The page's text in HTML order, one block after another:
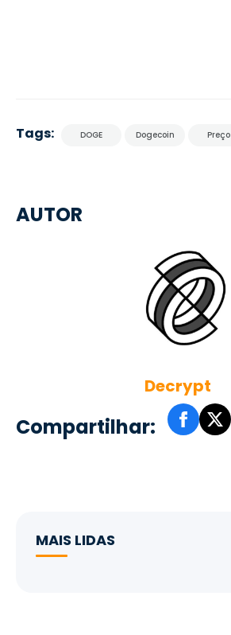
AUTOR
Decrypt
Compartilhar:
Tags: DOGE Dogecoin Preço
MAIS LIDAS